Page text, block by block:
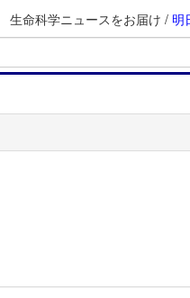
生命科学ニュースをお届け / 明